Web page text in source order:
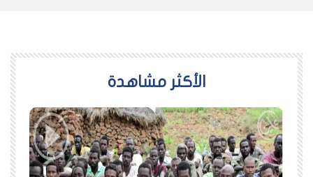
اﻷكثر مشاهدة